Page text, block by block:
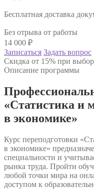
Бесплатная доставка
Без отрыва от работы
14 000 ₽
Записаться Задать вопрос
Скидка от 15% при
Описание программы
«Статистика и
в экономике»
Курс переподготовки
в экономике»
специальности и
рынка труда. Пройти
любой точки мира на
доступом к